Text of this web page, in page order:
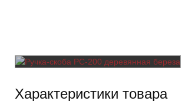
Характеристики товара